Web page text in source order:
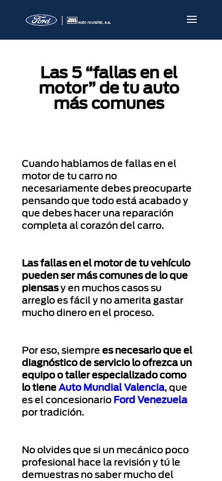
Las 5 “fallas en el
motor” de tu auto
más comunes
Cuando hablamos de fallas en el
motor de tu carro no
necesariamente debes preocuparte
pensando que todo está acabado y
que debes hacer una reparación
completa al corazón del carro.
Las fallas en el motor de tu vehículo
pueden ser más comunes de lo que
piensasy en muchos casos su
arreglo es fácil y no amerita gastar
mucho dinero en el proceso.
Por eso, siempre es necesario que el
diagnóstico de servicio lo ofrezca un
equipo o taller especializado como
lo tiene Auto Mundial Valencia, que
es el concesionario Ford Venezuela
por tradición.
No olvides que si un mecánico poco
profesional hace la revisión y tú le
demuestras no saber mucho del